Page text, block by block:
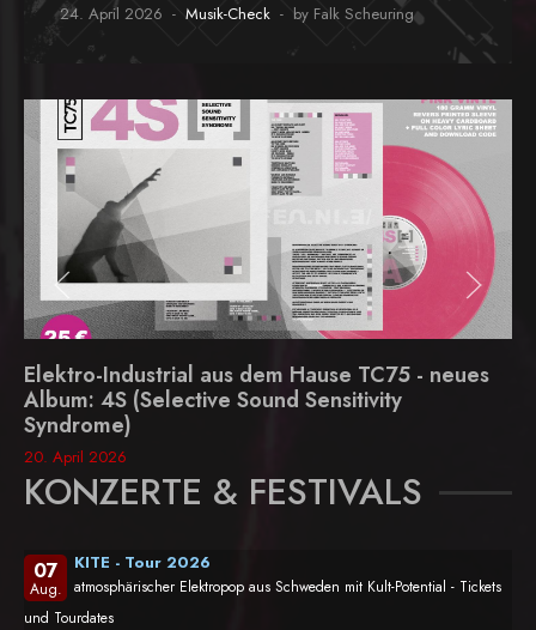
24. April 2026 Musik-Check by Falk Scheuring
Elektro-Industrial aus dem Hause TC75 - neues
Album: 4S (Selective Sound Sensitivity
Syndrome)
20. April 2026
KONZERTE & FESTIVALS
07
Aug.
KITE - Tour 2026
atmosphärischer Elektropop aus Schweden mit Kult-Potential - Tickets
und Tourdates